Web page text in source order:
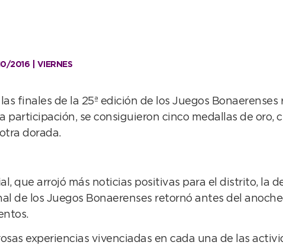
2016 | VIERNES
finales de la 25ª edición de los Juegos Bonaerenses
se consiguieron cinco medallas de oro,
dorada.
que arrojó más noticias positivas para el distrito, la
de los Juegos Bonaerenses retornó antes del
experiencias vivenciadas en cada una de las